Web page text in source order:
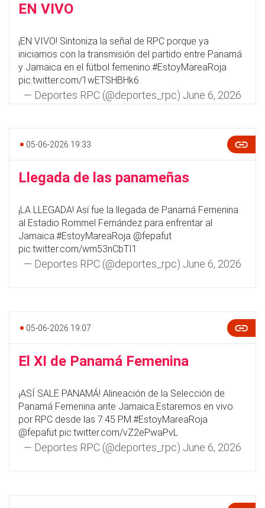
EN VIVO
¡EN VIVO! Sintoniza la señal de RPC porque ya
iniciamos con la transmisión del partido entre Panamá
y Jamaica en el fútbol femenino.#EstoyMareaRoja
pic.twitter.com/1wETSHBHk6
— Deportes RPC (@deportes_rpc) June 6, 2026
05-06-2026 19:33
Llegada de las panameñas
¡LA LLEGADA! Así fue la llegada de Panamá Femenina
al Estadio Rommel Fernández para enfrentar al
Jamaica.#EstoyMareaRoja @fepafut
pic.twitter.com/wm53nCbTI1
— Deportes RPC (@deportes_rpc) June 6, 2026
05-06-2026 19:07
El XI de Panamá Femenina
¡ASÍ SALE PANAMÁ! Alineación de la Selección de
Panamá Femenina ante Jamaica.Estaremos en vivo
por RPC desde las 7:45 P.M.#EstoyMareaRoja
@fepafut pic.twitter.com/vZ2ePwaPvL
— Deportes RPC (@deportes_rpc) June 6, 2026